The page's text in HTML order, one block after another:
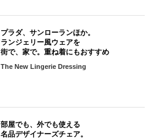
プラダ、サンローランほか。
ランジェリー風ウェアを
街で、家で。重ね着にもおすすめ
The New Lingerie Dressing
部屋でも、外でも使える
名品デザイナーズチェア。